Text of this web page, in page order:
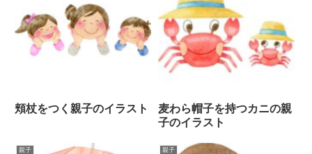
頬杖をつく親子のイラスト
麦わら帽子を持つカニの親
子のイラスト
親子 親子